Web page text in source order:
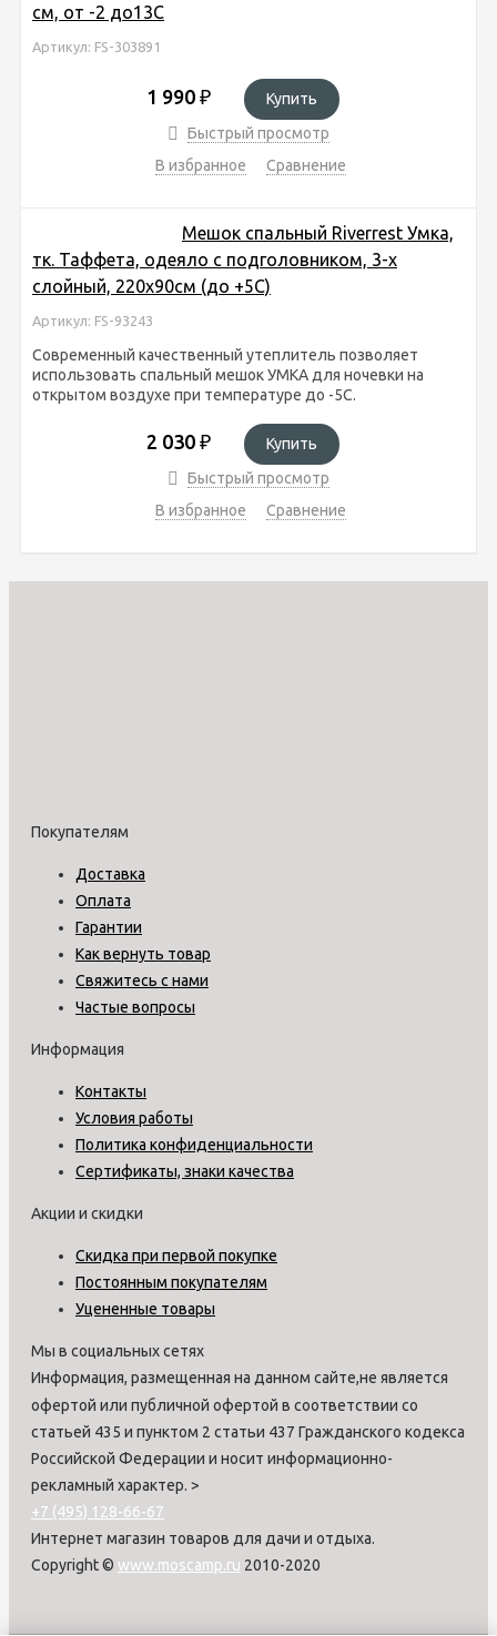
см, от -2 до13С
Артикул: FS-303891
1 990 ₽
Купить
Быстрый просмотр
В избранное
Сравнение
Мешок спальный Riverrest Умка,
тк. Таффета, одеяло с подголовником, 3-х
слойный, 220х90см (до +5С)
Артикул: FS-93243
Современный качественный утеплитель позволяет
использовать спальный мешок УМКА для ночевки на
открытом воздухе при температуре до -5С.
2 030 ₽
Купить
Быстрый просмотр
В избранное
Сравнение
Покупателям
Доставка
Оплата
Гарантии
Как вернуть товар
Свяжитесь с нами
Частые вопросы
Информация
Контакты
Условия работы
Политика конфиденциальности
Сертификаты, знаки качества
Акции и скидки
Скидка при первой покупке
Постоянным покупателям
Уцененные товары
Мы в социальных сетях
Информация, размещенная на данном сайте,не является
офертой или публичной офертой в соответствии со
статьей 435 и пунктом 2 статьи 437 Гражданского кодекса
Российской Федерации и носит информационно-
рекламный характер. >
+7 (495) 128-66-67
Интернет магазин товаров для дачи и отдыха.
Copyright © www.moscamp.ru 2010-2020